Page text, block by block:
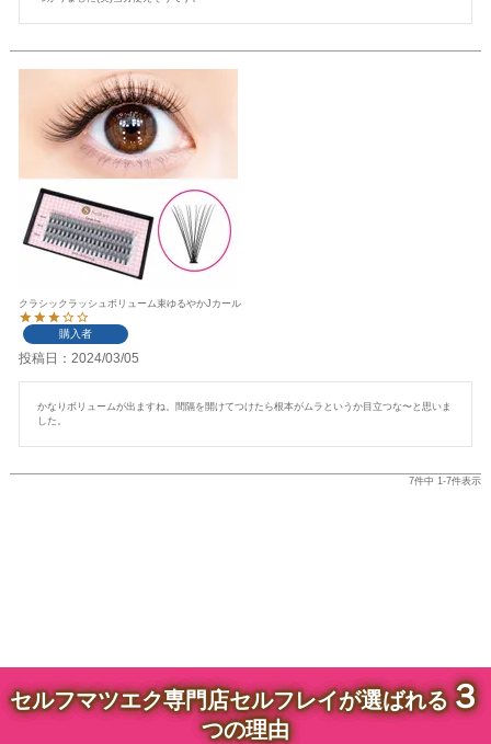
クラシックラッシュボリューム束ゆるやかJカール
購入者
投稿日 2024/03/05
かなりボリュームが出ますね。間隔を開けてつけたら根本がムラというか目立つな〜と思いま
した。
7件中 1-7件表示
セルフマツエク専門店セルフレイが選ばれる３
つの理由